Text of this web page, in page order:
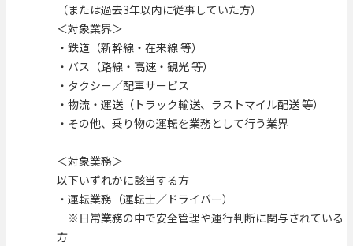
（または過去3年以内に従事していた方）
＜対象業界＞
・鉄道（新幹線・在来線 等）
・バス（路線・高速・観光 等）
・タクシー／配車サービス
・物流・運送（トラック輸送、ラストマイル配送 等）
・その他、乗り物の運転を業務として行う業界
＜対象業務＞
以下いずれかに該当する方
・運転業務（運転士／ドライバー）
※日常業務の中で安全管理や運行判断に関与されている
方